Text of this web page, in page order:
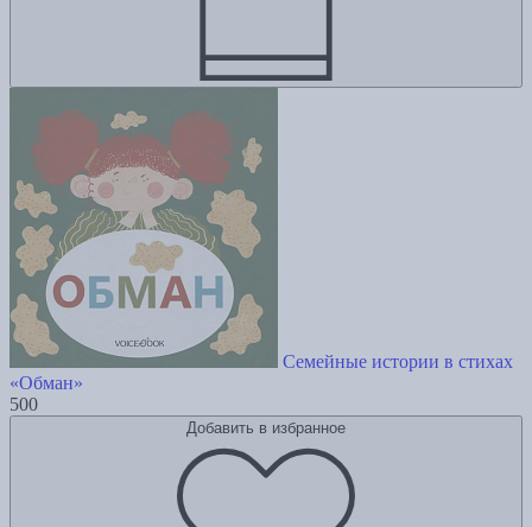
Семейные истории в стихах
«Обман»
500
Добавить в избранное